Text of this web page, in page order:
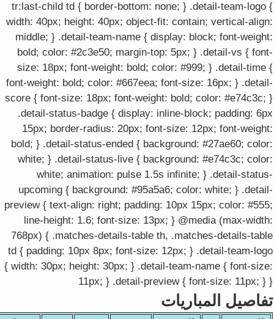
tr:last-child td { border-bottom: none; } .detail-team-logo {
width: 40px; height: 40px; object-fit: contain; vertical-align:
middle; } .detail-team-name { display: block; font-weight:
bold; color: #2c3e50; margin-top: 5px; } .detail-vs { font-
size: 18px; font-weight: bold; color: #999; } .detail-time {
font-weight: bold; color: #667eea; font-size: 16px; } .detail-
score { font-size: 18px; font-weight: bold; color: #e74c3c; }
.detail-status-badge { display: inline-block; padding: 6px
15px; border-radius: 20px; font-size: 12px; font-weight:
bold; } .detail-status-ended { background: #27ae60; color:
white; } .detail-status-live { background: #e74c3c; color:
white; animation: pulse 1.5s infinite; } .detail-status-
upcoming { background: #95a5a6; color: white; } .detail-
preview { text-align: right; padding: 10px 15px; color: #555;
line-height: 1.6; font-size: 13px; } @media (max-width:
768px) { .matches-details-table th, .matches-details-table
td { padding: 10px 8px; font-size: 12px; } .detail-team-logo
{ width: 30px; height: 30px; } .detail-team-name { font-size:
11px; } .detail-preview { font-size: 11px; } }
تفاصيل المباريات